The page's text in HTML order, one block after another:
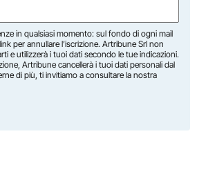
in qualsiasi momento: sul fondo di ogni mail
per annullare l’iscrizione. Artribune Srl non
e utilizzerà i tuoi dati secondo le tue indicazioni.
Artribune cancellerà i tuoi dati personali dal
di più, ti invitiamo a consultare la nostra